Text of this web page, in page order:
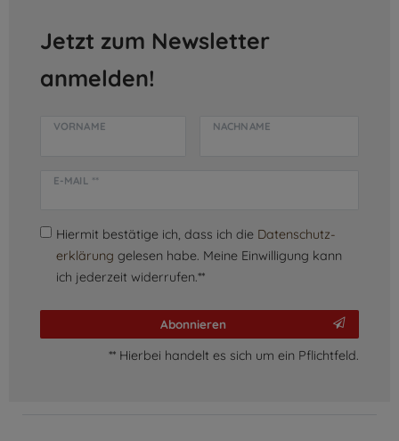
Jetzt zum Newsletter
anmelden!
VORNAME NACHNAME
E-MAIL **
Hiermit bestätige ich, dass ich die Daten­schutz­
erklärung gelesen habe. Meine Einwilligung kann
ich jederzeit widerrufen.**
Abonnieren
** Hierbei handelt es sich um ein Pflichtfeld.